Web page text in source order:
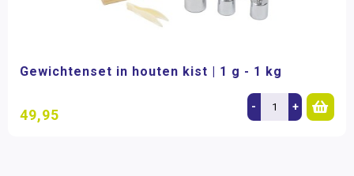
Gewichtenset in houten kist | 1 g - 1 kg
49,95 - +